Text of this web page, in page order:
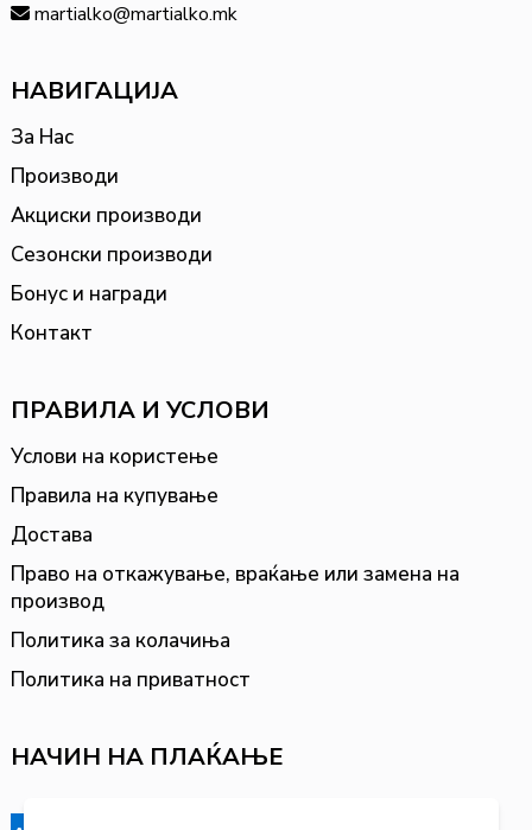
martialko@martialko.mk
НАВИГАЦИЈА
За Нас
Производи
Акциски производи
Сезонски производи
Бонус и награди
Контакт
ПРАВИЛА И УСЛОВИ
Услови на користење
Правила на купување
Достава
Право на откажување, враќање или замена на
производ
Политика за колачиња
Политика на приватност
НАЧИН НА ПЛАЌАЊЕ